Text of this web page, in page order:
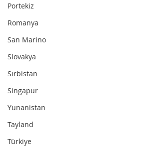
Portekiz
Romanya
San Marino
Slovakya
Sırbistan
Singapur
Yunanistan
Tayland
Türkiye